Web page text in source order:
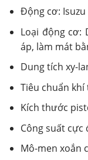
Động cơ: Isuzu
Loại động cơ:
áp, làm mát
Dung tích xy-
Tiêu chuẩn khí
Kích thước
Công suất cực
Mô-men xoắn